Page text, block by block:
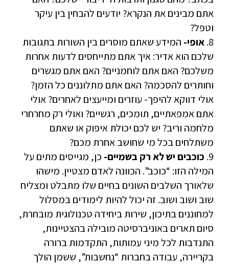
אתם מבינים את הנקרא? יודעים להבחין בין עיקר
וטפל?
8. אופי- המידע שאתם מוסרים בין השורות בתגובות
שלכם הוא אדיר: איך אתם מתייחסים לדעות אחרות
משלכם? האם אתם לוחמניים? האם אתם מגשרים
וחותרים להסכמה? האם אתם מתלוננים כל הזמן?
אולי דווקא להיפך- עוזרים ומייעצים לאחרים? אולי
אתם אמפאתיים, תומכים, רגשיים? ואולי רק מחרחרי
מלחמה וריב? יש לכם יכולת איפוק או שאתם
משתלחים בכל מי שחושב אחרת מכם?
9. כוכבים יש לא רק בשמיים- כן, מגייסים מתים על
המילה הזו: “כוכב”. הכוונה לאדם מצטיין. מישהו
שלאורך השלבים השונים בחיים שלו מתבלט ומצליח
שוב ושוב ושוב. זה יכול להיות לימודים במסלול
למחוננים בתיכון, שירות ביחידה טכנולוגית מובחרת,
סיום תארים באוניברסיטה מובילה בהצטיינות,
התנדבות לכל מיני עמותות, התקדמות ברורה
בקריירה, עבודה בחברות “נחשבות”, ששמן הולך